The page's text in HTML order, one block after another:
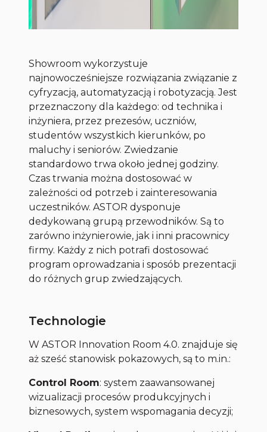
Showroom wykorzystuje
najnowocześniejsze rozwiązania związanie z
cyfryzacją, automatyzacją i robotyzacją. Jest
przeznaczony dla każdego: od technika i
inżyniera, przez prezesów, uczniów,
studentów wszystkich kierunków, po
maluchy i seniorów. Zwiedzanie
standardowo trwa około jednej godziny.
Czas trwania można dostosować w
zależności od potrzeb i zainteresowania
uczestników. ASTOR dysponuje
dedykowaną grupą przewodników. Są to
zarówno inżynierowie, jak i inni pracownicy
firmy. Każdy z nich potrafi dostosować
program oprowadzania i sposób prezentacji
do różnych grup zwiedzających.
Technologie
W ASTOR Innovation Room 4.0. znajduje się
aż sześć stanowisk pokazowych, są to m.in.:
Control Room: system zaawansowanej
wizualizacji procesów produkcyjnych i
biznesowych, system wspomagania decyzji;